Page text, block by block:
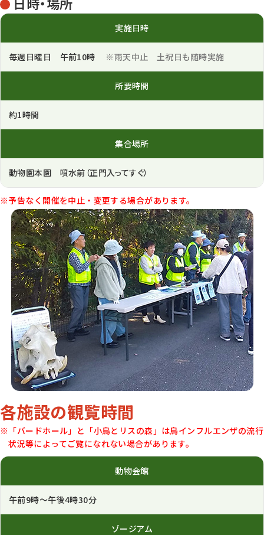
実施日時
毎週日曜日 午前10時 ※雨天中止 土祝日も随時実施
所要時間
約1時間
集合場所
動物園本園 噴水前（正門入ってすぐ）
※予告なく開催を中止・変更する場合があります。
各施設の観覧時間
※「バードホール」と「小鳥とリスの森」は鳥インフルエンザの流行
状況等によってご覧になれない場合があります。
動物会館
午前9時～午後4時30分
ゾージアム